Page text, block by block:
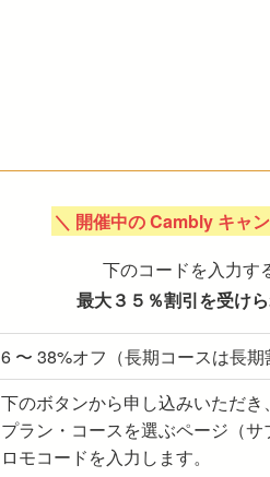
＼ 開催中の Cambly キャ
下のコードを入力す
最大３５％割引を受け
6 〜 38%オフ（長期コースは長期
下のボタンから申し込みいただき、
プラン・コースを選ぶページ（
ロモコードを入力します。